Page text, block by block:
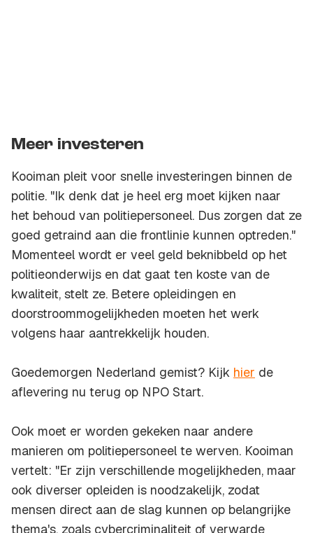
Meer investeren
Kooiman pleit voor snelle investeringen binnen de
politie. "Ik denk dat je heel erg moet kijken naar
het behoud van politiepersoneel. Dus zorgen dat ze
goed getraind aan die frontlinie kunnen optreden."
Momenteel wordt er veel geld beknibbeld op het
politieonderwijs en dat gaat ten koste van de
kwaliteit, stelt ze. Betere opleidingen en
doorstroommogelijkheden moeten het werk
volgens haar aantrekkelijk houden.
Goedemorgen Nederland gemist? Kijk hier de
aflevering nu terug op NPO Start.
Ook moet er worden gekeken naar andere
manieren om politiepersoneel te werven. Kooiman
vertelt: "Er zijn verschillende mogelijkheden, maar
ook diverser opleiden is noodzakelijk, zodat
mensen direct aan de slag kunnen op belangrijke
thema's, zoals cybercriminaliteit of verwarde